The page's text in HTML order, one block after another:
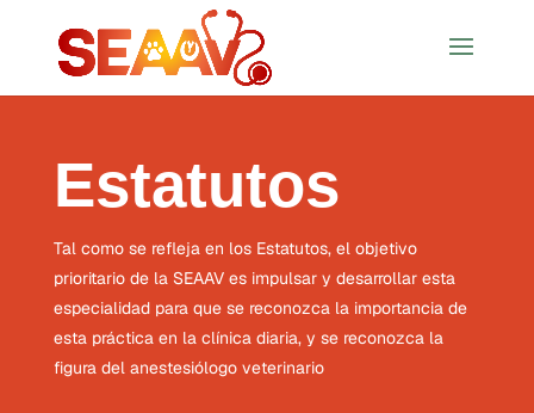
Estatutos
Tal como se refleja en los Estatutos, el objetivo
prioritario de la SEAAV es impulsar y desarrollar esta
especialidad para que se reconozca la importancia de
esta práctica en la clínica diaria, y se reconozca la
figura del anestesiólogo veterinario